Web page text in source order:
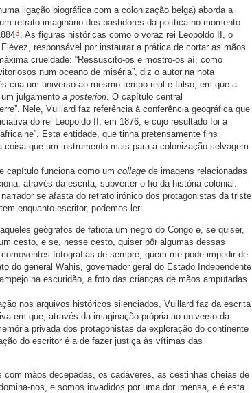
ligação biográfica com a colonização belga) aborda a
retrato imaginário dos bastidores da política no momento
3. As figuras históricas como o voraz rei Leopoldo II, o
responsável por instaurar a prática de cortar as mãos
crueldade: “Ressuscito-os e mostro-os aí, como
num oceano de miséria”, diz o autor na nota
cria um universo ao mesmo tempo real e falso, em que a
julgamento a posteriori. O capítulo central
Nele, Vuillard faz referência à conferência geográfica que
do rei Leopoldo II, em 1876, e cujo resultado foi a
Esta entidade, que tinha pretensamente fins
coisa que um instrumento mais para a colonização selvagem.
capítulo funciona como um collage de imagens relacionadas
através da escrita, subverter o fio da história colonial.
se afasta do retrato irónico dos protagonistas da triste
enquanto escritor, podemos ler:
geógrafos de fatiota um negro do Congo e, se quiser,
cesto, e se, nesse cesto, quiser pôr algumas dessas
fotografias de sempre, quem me pode impedir de
do general Wahis, governador geral do Estado Independente
na escuridão, a foto das crianças de mãos amputadas
nos arquivos históricos silenciados, Vuillard faz da escrita
em que, através da imaginação própria ao universo da
privada dos protagonistas da exploração do continente
do escritor é a de fazer justiça às vítimas das
com mãos decepadas, os cadáveres, as cestinhas cheias de
nos, e somos invadidos por uma dor imensa, e é esta